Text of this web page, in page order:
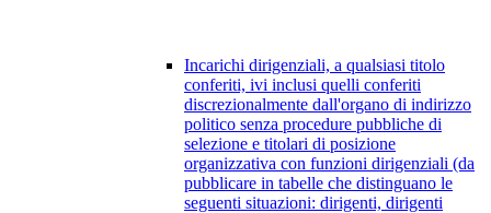
Incarichi dirigenziali, a qualsiasi titolo
conferiti, ivi inclusi quelli conferiti
discrezionalmente dall'organo di indirizzo
politico senza procedure pubbliche di
selezione e titolari di posizione
organizzativa con funzioni dirigenziali (da
pubblicare in tabelle che distinguano le
seguenti situazioni: dirigenti, dirigenti